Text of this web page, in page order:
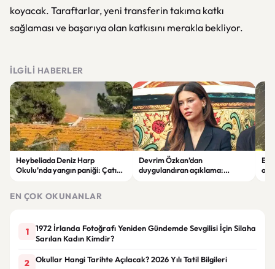
koyacak. Taraftarlar, yeni transferin takıma katkı
sağlaması ve başarıya olan katkısını merakla bekliyor.
İLGILI HABERLER
Heybeliada Deniz Harp
Okulu’nda yangın paniği: Çatıda
Devrim Özkan’dan
duygulandıran açıklama:
EN ÇOK OKUNANLAR
1
1972 İrlanda Fotoğrafı Yeniden Gündemde Sevgilisi İçin Silaha
Sarılan Kadın Kimdir?
2 Okullar Hangi Tarihte Açılacak? 2026 Yılı Tatil Bilgileri